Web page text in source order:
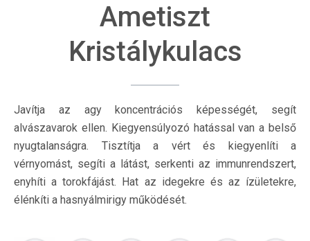
Ametiszt
Kristálykulacs
Javítja az agy koncentrációs képességét, segít
alvászavarok ellen. Kiegyensúlyozó hatással van a belső
nyugtalanságra. Tisztítja a vért és kiegyenlíti a
vérnyomást, segíti a látást, serkenti az immunrendszert,
enyhíti a torokfájást. Hat az idegekre és az ízületekre,
élénkíti a hasnyálmirigy működését.